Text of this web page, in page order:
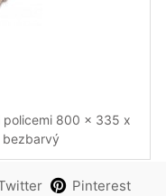
policemi 800 x 335 x
bezbarvý
Pinterest